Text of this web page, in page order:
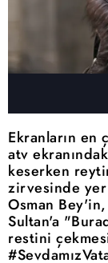
Ekranların en
atv
keserken
zirvesinde yer
Osman
Sultan'a
restini